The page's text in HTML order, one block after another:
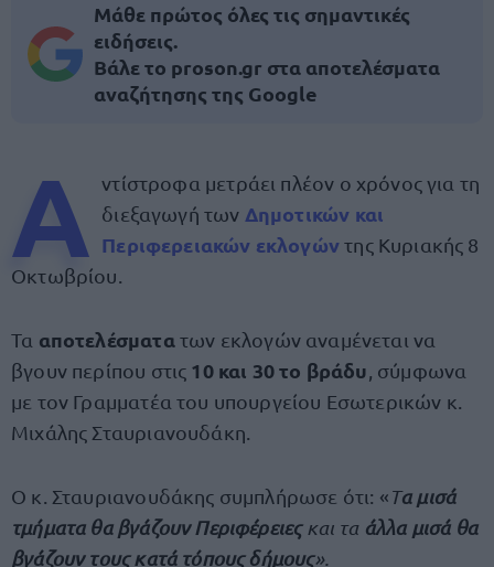
Μάθε πρώτος όλες τις σημαντικές
ειδήσεις.
Βάλε το proson.gr στα αποτελέσματα
αναζήτησης της Google
Α ντίστροφα μετράει πλέον ο χρόνος για τη
διεξαγωγή των Δημοτικών και
Περιφερειακών εκλογώντης Κυριακής 8
Οκτωβρίου.
Τα αποτελέσματατων εκλογών αναμένεται να
βγουν περίπου στις 10 και 30 το βράδυ , σύμφωνα
με τον Γραμματέα του υπουργείου Εσωτερικών κ.
Μιχάλης Σταυριανουδάκη.
Ο κ. Σταυριανουδάκης συμπλήρωσε ότι: «Tαμισά
τμήματα θα βγάζουν Περιφέρειες και ταάλλα μισά θα
βγάζουν τους κατά τόπους δήμους».